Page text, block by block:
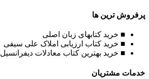
پرفروش ترین ها
■ خرید کتابهای زبان اصلی
■ خرید کتاب ارزیابی املاک علی سیفی
■ خرید بهترین کتاب معادلات دیفرانسیل
خدمات مشتریان